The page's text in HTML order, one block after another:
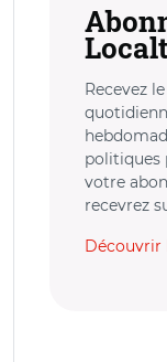
Recevez
politiques
votre
recevrez
Découvrir